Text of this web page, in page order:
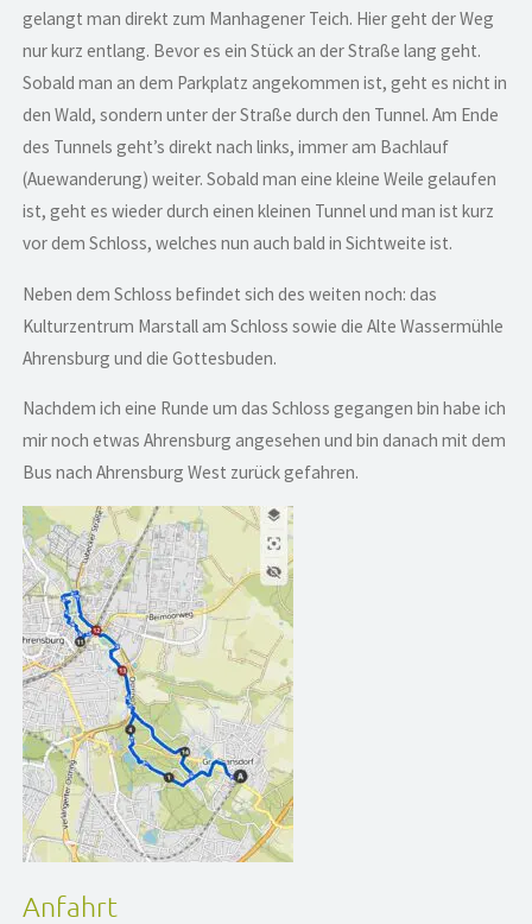
gelangt man direkt zum Manhagener Teich. Hier geht der Weg
nur kurz entlang. Bevor es ein Stück an der Straße lang geht.
Sobald man an dem Parkplatz angekommen ist, geht es nicht in
den Wald, sondern unter der Straße durch den Tunnel. Am Ende
des Tunnels geht’s direkt nach links, immer am Bachlauf
(Auewanderung) weiter. Sobald man eine kleine Weile gelaufen
ist, geht es wieder durch einen kleinen Tunnel und man ist kurz
vor dem Schloss, welches nun auch bald in Sichtweite ist.
Neben dem Schloss befindet sich des weiten noch: das
Kulturzentrum Marstall am Schloss sowie die Alte Wassermühle
Ahrensburg und die Gottesbuden.
Nachdem ich eine Runde um das Schloss gegangen bin habe ich
mir noch etwas Ahrensburg angesehen und bin danach mit dem
Bus nach Ahrensburg West zurück gefahren.
Anfahrt